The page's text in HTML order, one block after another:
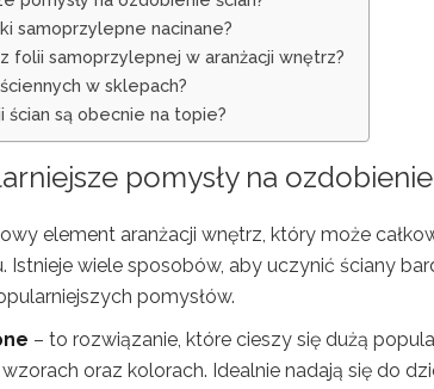
samoprzylepne nacinane?
folii samoprzylepnej w aranżacji wnętrz?
w sklepach?
są obecnie na topie?
pomysły na
element aranżacji wnętrz, który może
Istnieje wiele sposobów, aby uczynić ściany
pomysłów.
– to rozwiązanie, które cieszy się dużą
oraz kolorach. Idealnie nadają się do